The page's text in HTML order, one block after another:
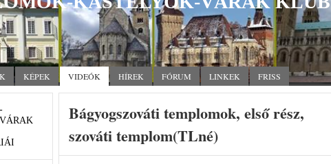
KÉPEK VIDEÓK HÍREK FÓRUM LINKEK FRISS
Bágyogszováti templomok, első rész,
szováti templom(TLné)